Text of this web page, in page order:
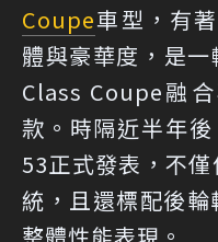
Coupe車型，有
體與豪華度，是
Class Coupe融
款。時隔近半年後
53正式發表，不
統，且還標配後